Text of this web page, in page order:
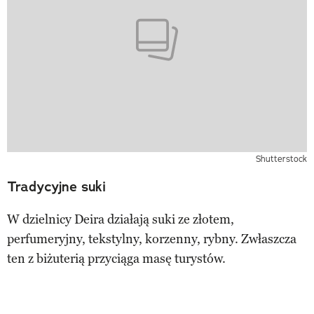
Shutterstock
Tradycyjne suki
W dzielnicy Deira działają suki ze złotem,
perfumeryjny, tekstylny, korzenny, rybny. Zwłaszcza
ten z biżuterią przyciąga masę turystów.